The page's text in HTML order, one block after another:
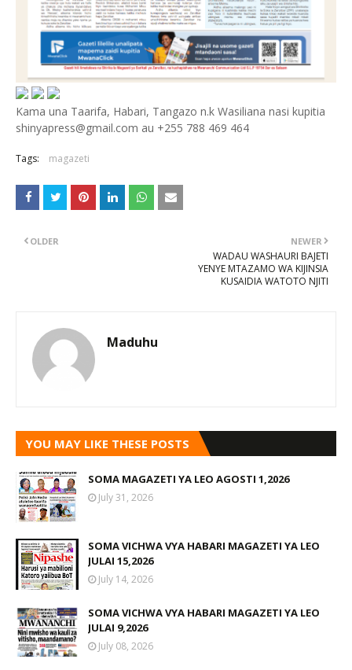
Kama una Taarifa, Habari, Tangazo n.k Wasiliana nasi kupitia
shinyapress@gmail.com au +255 788 469 464
Tags: magazeti
NEWER
WADAU WASHAURI BAJETI
YENYE MTAZAMO WA KIJINSIA
KUSAIDIA WATOTO NJITI
OLDER
Maduhu
YOU MAY LIKE THESE POSTS
SOMA MAGAZETI YA LEO AGOSTI 1,2026
July 31, 2026
SOMA VICHWA VYA HABARI MAGAZETI YA LEO
JULAI 15,2026
July 14, 2026
SOMA VICHWA VYA HABARI MAGAZETI YA LEO
JULAI 9,2026
July 08, 2026